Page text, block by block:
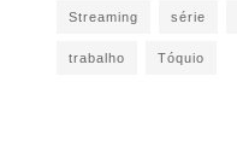
Streaming série
trabalho Tóquio